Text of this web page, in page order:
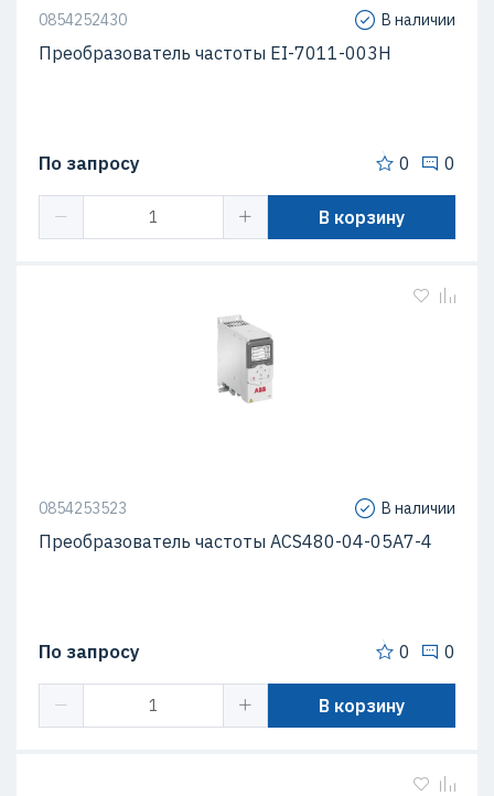
0854252430 В наличии
Преобразователь частоты EI-7011-003H
По запросу 0 0
В корзину
0854253523 В наличии
Преобразователь частоты ACS480-04-05A7-4
По запросу 0 0
В корзину